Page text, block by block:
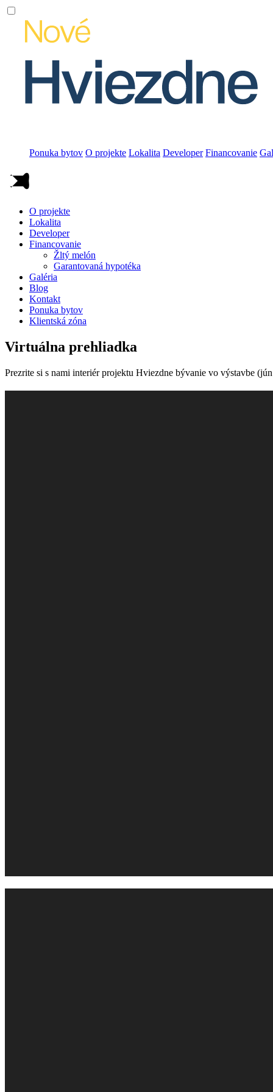
Ponuka bytov O projekte Lokalita Developer Financovanie
O projekte
Lokalita
Developer
Financovanie
Žltý melón
Garantovaná hypotéka
Galéria
Blog
Kontakt
Ponuka bytov
Klientská zóna
Virtuálna prehliadka
Prezrite si s nami interiér projektu Hviezdne bývanie vo výstavbe